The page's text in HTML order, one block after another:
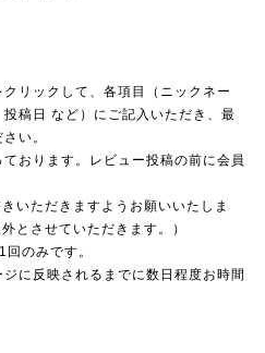
リックして、各項目（ニックネー
稿日 など）にご記入いただき、最
い。
おります。レビュー投稿の前に会員
いただきますようお願いいたしま
とさせていただきます。）
のみです。
に反映されるまでに数日程度お時間